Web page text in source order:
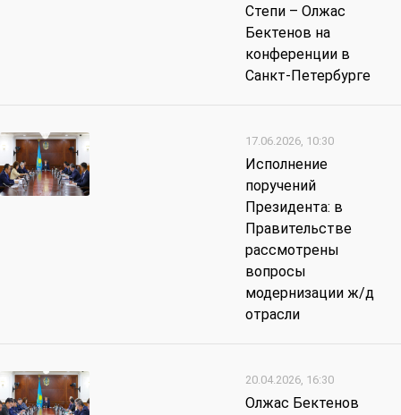
Степи – Олжас
Бектенов на
конференции в
Санкт-Петербурге
17.06.2026, 10:30
Исполнение
поручений
Президента: в
Правительстве
рассмотрены
вопросы
модернизации ж/д
отрасли
20.04.2026, 16:30
Олжас Бектенов